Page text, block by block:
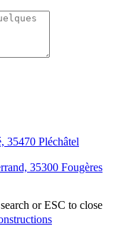
35470 Pléchâtel
35300 Fougères
or ESC to close